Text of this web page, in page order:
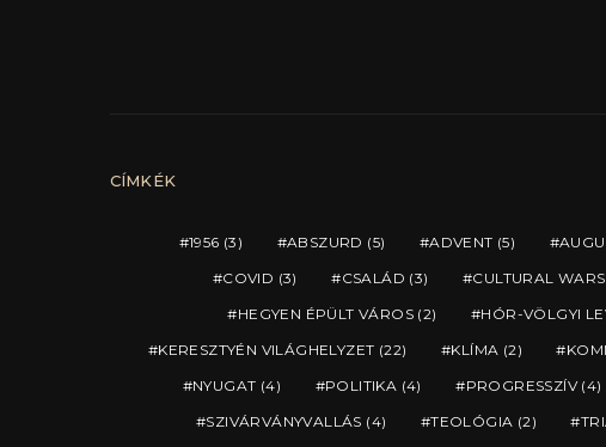
CÍMKÉK
1956 (3) ABSZURD (5) ADVENT (5)
COVID (3) CSALÁD (3) CULTURAL WARS
HEGYEN ÉPÜLT VÁROS(2) HÓR-VÖLGYI
KERESZTYÉN VILÁGHELYZET (22) KLÍMA (2)
NYUGAT (4) POLITIKA (4) PROGRESSZÍV(4)
SZIVÁRVÁNYVALLÁS (4) TEOLÓGIA (2)